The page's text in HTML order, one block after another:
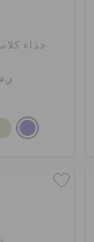
حذاء
ر.س